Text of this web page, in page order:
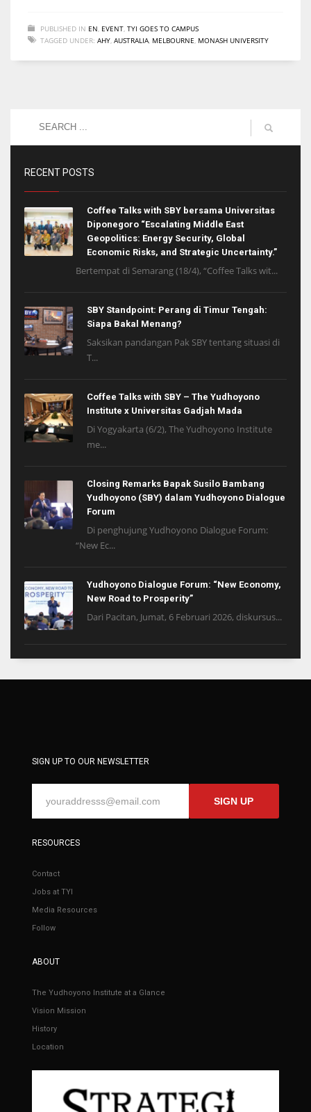
PUBLISHED IN EN EVENT TYI GOES TO CAMPUS
TAGGED UNDER: AHY AUSTRALIA MELBOURNE MONASH UNIVERSITY
RECENT POSTS
Coffee Talks with SBY bersama Universitas
Diponegoro “Escalating Middle East
Geopolitics: Energy Security, Global
Economic Risks, and Strategic Uncertainty.”
Bertempat di Semarang (18/4), “Coffee Talks wit...
SBY Standpoint: Perang di Timur Tengah:
Siapa Bakal Menang?
Saksikan pandangan Pak SBY tentang situasi di
T...
Coffee Talks with SBY – The Yudhoyono
Institute x Universitas Gadjah Mada
Di Yogyakarta (6/2), The Yudhoyono Institute
me...
Closing Remarks Bapak Susilo Bambang
Yudhoyono (SBY) dalam Yudhoyono Dialogue
Forum
Di penghujung Yudhoyono Dialogue Forum:
“New Ec...
Yudhoyono Dialogue Forum: “New Economy,
New Road to Prosperity”
Dari Pacitan, Jumat, 6 Februari 2026, diskursus...
SIGN UP TO OUR NEWSLETTER
SIGN UP
RESOURCES
Contact
Jobs at TYI
Media Resources
Follow
ABOUT
The Yudhoyono Institute at a Glance
Vision Mission
History
Location